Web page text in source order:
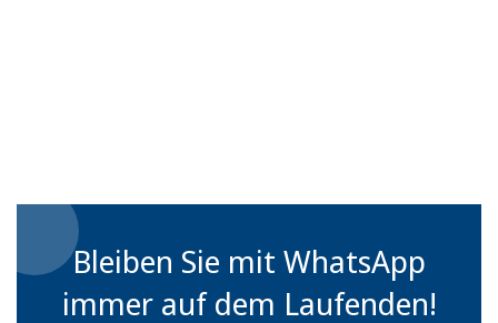
Bleiben Sie mit WhatsApp
immer auf dem Laufenden!